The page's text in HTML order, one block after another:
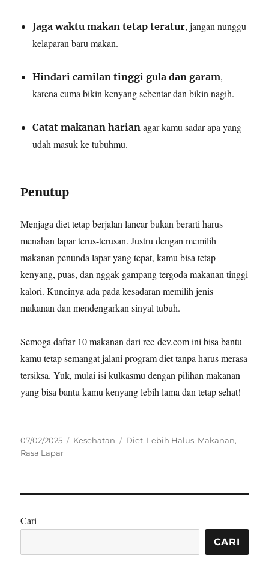
Jaga waktu makan tetap teratur, jangan nunggu
kelaparan baru makan.
Hindari camilan tinggi gula dan garam,
karena cuma bikin kenyang sebentar dan bikin nagih.
Catat makanan harian agar kamu sadar apa yang
udah masuk ke tubuhmu.
Penutup
Menjaga diet tetap berjalan lancar bukan berarti harus
menahan lapar terus-terusan. Justru dengan memilih
makanan penunda lapar yang tepat, kamu bisa tetap
kenyang, puas, dan nggak gampang tergoda makanan tinggi
kalori. Kuncinya ada pada kesadaran memilih jenis
makanan dan mendengarkan sinyal tubuh.
Semoga daftar 10 makanan dari rec-dev.com ini bisa bantu
kamu tetap semangat jalani program diet tanpa harus merasa
tersiksa. Yuk, mulai isi kulkasmu dengan pilihan makanan
yang bisa bantu kamu kenyang lebih lama dan tetap sehat!
Posted
on
07/02/2025 Categories
Kesehatan Tags
Diet, Lebih Halus, Makanan,
Rasa Lapar
Cari
CARI